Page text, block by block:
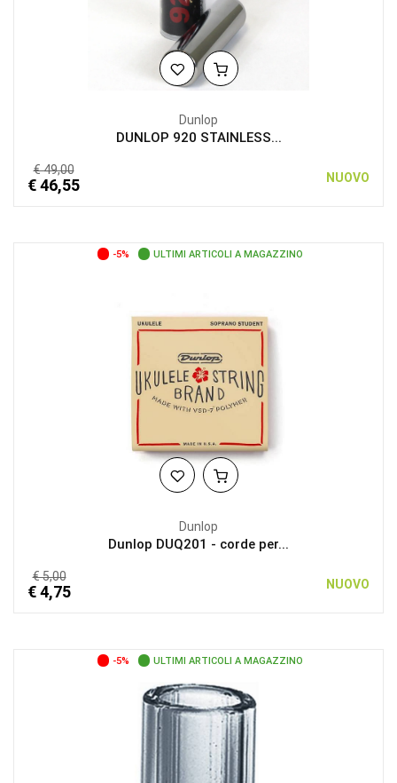
Dunlop
DUNLOP 920 STAINLESS...
€ 49,00
€ 46,55 NUOVO
-5% ULTIMI ARTICOLI A MAGAZZINO
Dunlop
Dunlop DUQ201 - corde per...
€ 5,00
€ 4,75 NUOVO
-5% ULTIMI ARTICOLI A MAGAZZINO